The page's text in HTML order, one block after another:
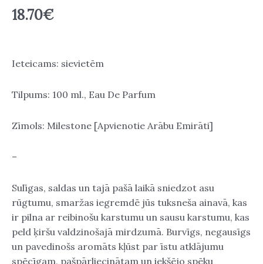
18.70€
Ieteicams: sievietēm
Tilpums: 100 ml., Eau De Parfum
Zīmols: Milestone [Apvienotie Arābu Emirāti]
–
Sulīgas, saldas un tajā pašā laikā sniedzot asu
rūgtumu, smaržas iegremdē jūs tuksneša ainavā, kas
ir pilna ar reibinošu karstumu un sausu karstumu, kas
peld ķiršu valdzinošajā mirdzumā. Burvīgs, negausīgs
un pavedinošs aromāts kļūst par īstu atklājumu
spēcīgam, pašpārliecinātam un iekšējo spēku